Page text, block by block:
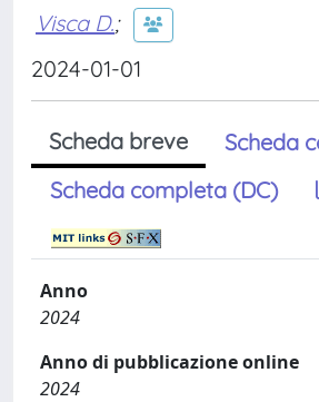
Visca D.;
2024-01-01
Scheda breve
Scheda
Scheda completa (DC)
Anno
2024
Anno di pubblicazione online
2024